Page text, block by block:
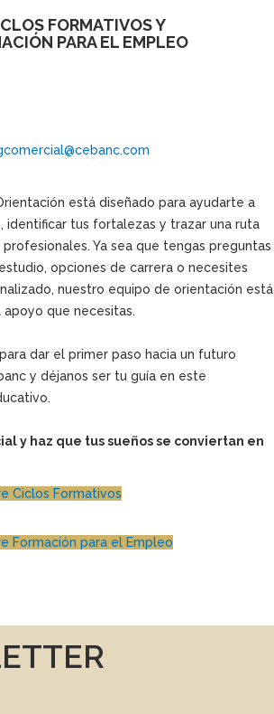
FORMATIVOS Y
PARA EL EMPLEO
está diseñado para ayudarte a
identificar tus fortalezas y trazar una ruta
Ya sea que tengas preguntas
opciones de carrera o necesites
nuestro equipo de orientación está
que necesitas.
dar el primer paso hacia un futuro
y déjanos ser tu guía en este
y haz que tus sueños se conviertan en
Ciclos Formativos
Formación para el Empleo